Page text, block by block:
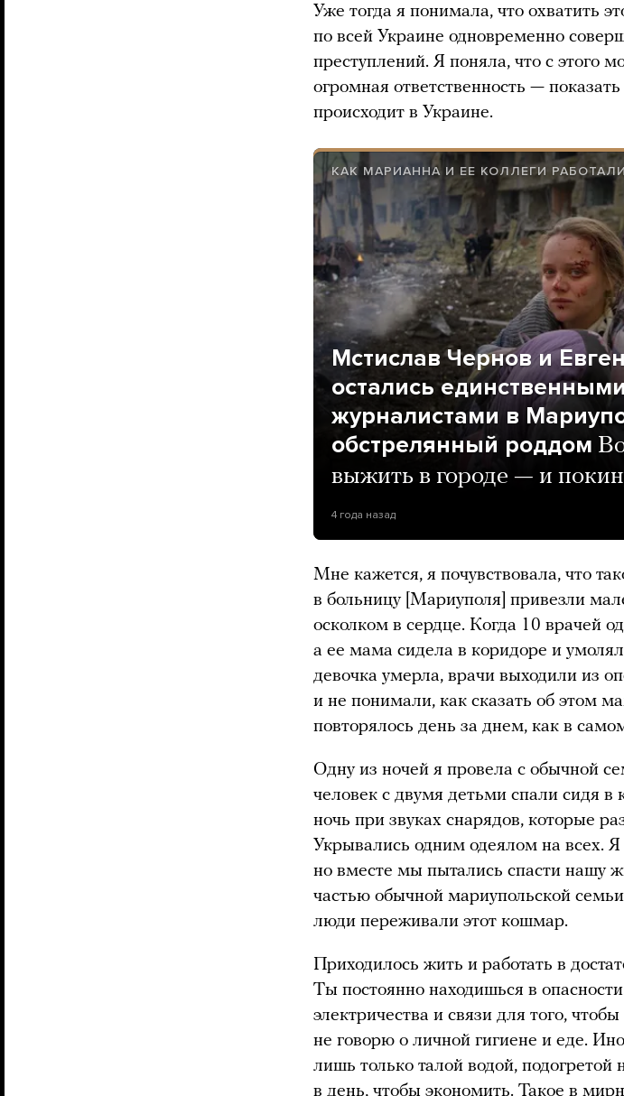
Уже тогда я понимала, что охватить
по всей Украине одновременно
преступлений. Я поняла, что с этого
огромная ответственность —
происходит в Украине.
КАК МАРИАННА И ЕЕ КОЛЛЕГИ
Мстислав Чернов и
остались
журналистами в
обстрелянный роддом
выжить в городе — и
4 года назад
Мне кажется, я почувствовала, что
в больницу [Мариуполя] привезли
осколком в сердце. Когда 10 врачей
а ее мама сидела в коридоре и
девочка умерла, врачи выходили из
и не понимали, как сказать об этом
повторялось день за днем, как в
Одну из ночей я провела с обычной
человек с двумя детьми спали сидя
ночь при звуках снарядов, которые
Укрывались одним одеялом на всех.
но вместе мы пытались спасти нашу
частью обычной мариупольской
люди переживали этот кошмар.
Приходилось жить и работать в
Ты постоянно находишься в
электричества и связи для того,
не говорю о личной гигиене и еде.
лишь только талой водой, подогретой
в день, чтобы экономить. Такое в